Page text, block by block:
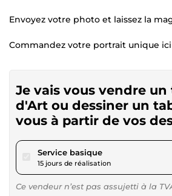
Envoyez votre photo et laissez la
Commandez votre portrait unique ici
Je vais vous vendre un
d'Art ou dessiner un
vous à partir de vos
Service basiquepour 34,67 $US
15 jours de réalisation
Ce vendeur n’est pas assujetti à la